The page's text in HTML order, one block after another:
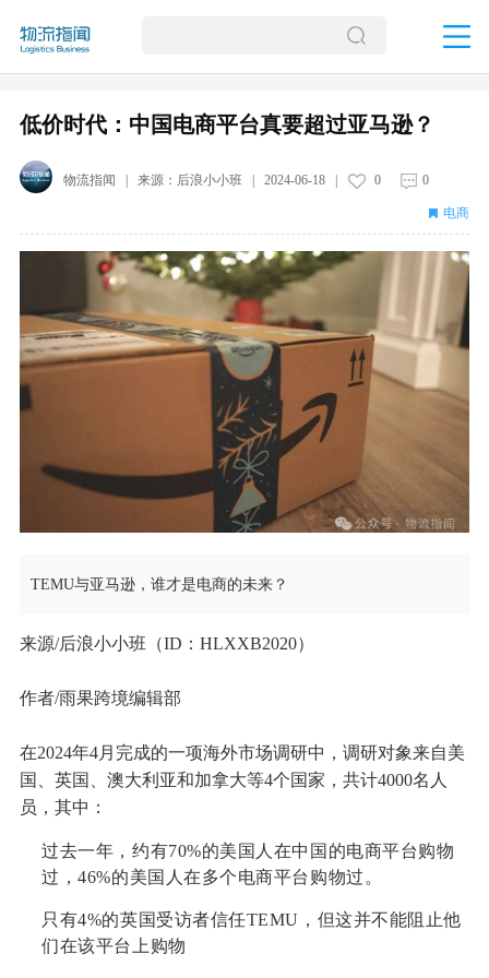
低价时代：中国电商平台真要超过亚马逊？
物流指闻 | 来源： 后浪小小班| 2024-06-18| 0 0
电商
TEMU与亚马逊，谁才是电商的未来？
来源/后浪小小班（ID：HLXXB2020）
作者/雨果跨境编辑部
在2024年4月完成的一项海外市场调研中，调研对象来自美
国、英国、澳大利亚和加拿大等4个国家，共计4000名人
员，其中：
过去一年，约有70%的美国人在中国的电商平台购物
过，46%的美国人在多个电商平台购物过。
只有4%的英国受访者信任TEMU，但这并不能阻止他
们在该平台上购物